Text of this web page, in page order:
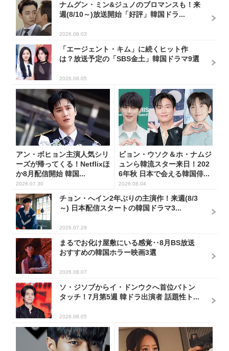
ナムグン・ミン&ジュノのブロマンスも！来
週(8/10～)放送開始「好評」韓国ドラ...
2026.08.03
「エージェント・キム」に続くヒット作
は？放送予定の「SBS金土」韓国ドラマ9選
2026.08.05
アン・ボヒョン主演人気シリ
ーズが帰ってくる！Netflixほ
か8月配信開始 韓国...
2026.07.30
ビョン・ウソク＆ホ・ナムジ
ュンら韓流スター来日！202
6年秋 日本で会える韓国俳...
2026.08.04
チョン・へイン2年ぶりの主演作！来週(8/3
～) 日本配信スタートの韓国ドラマ3...
2026.07.29
まるでお化け屋敷にいる感覚‥8月BS放送
おすすめの韓国ホラー映画3選
2026.08.07
ソ・ジソブからイ・ドンウクへ首位バトン
タッチ！7月第5週 韓ドラ出演者 話題性ト...
2026.08.05